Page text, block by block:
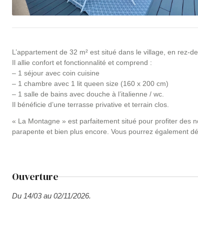
L’appartement de 32 m² est situé dans le village, en rez-
Il allie confort et fonctionnalité et comprend :
– 1 séjour avec coin cuisine
– 1 chambre avec 1 lit queen size (160 x 200 cm)
– 1 salle de bains avec douche à l’italienne / wc.
Il bénéficie d’une terrasse privative et terrain clos.
« La Montagne » est parfaitement situé pour profiter des
parapente et bien plus encore. Vous pourrez également
Ouverture
Du 14/03 au 02/11/2026.